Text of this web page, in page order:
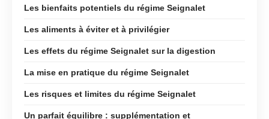
Les bienfaits potentiels du régime Seignalet
Les aliments à éviter et à privilégier
Les effets du régime Seignalet sur la digestion
La mise en pratique du régime Seignalet
Les risques et limites du régime Seignalet
Un parfait équilibre : supplémentation et